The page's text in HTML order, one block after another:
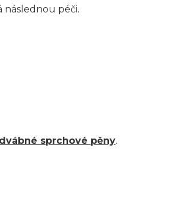
následnou péči.
sprchové pěny.